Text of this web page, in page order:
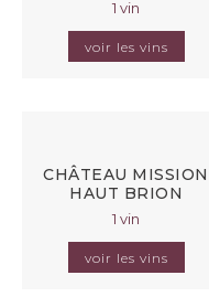
1 vin
voir les vins
CHÂTEAU MISSION
HAUT BRION
1 vin
voir les vins